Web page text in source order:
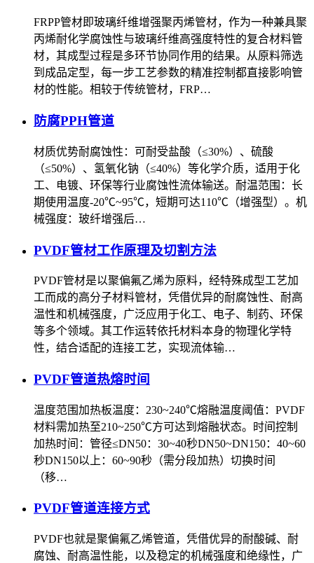
FRPP管材即玻璃纤维增强聚丙烯管材，作为一种兼具聚
丙烯耐化学腐蚀性与玻璃纤维高强度特性的复合材料管
材，其成型过程是多环节协同作用的结果。从原料筛选
到成品定型，每一步工艺参数的精准控制都直接影响管
材的性能。相较于传统管材，FRP…
防腐PPH管道
‌材质优势‌‌耐腐蚀性‌：可耐受盐酸（≤30%）、硫酸
（≤50%）、氢氧化钠（≤40%）等化学介质，适用于化
工、电镀、环保等行业腐蚀性流体输送。‌耐温范围‌：长
期使用温度-20℃~95℃，短期可达110℃（增强型）。‌机
械强度‌：玻纤增强后…
PVDF管材工作原理及切割方法
PVDF管材是以聚偏氟乙烯为原料，经特殊成型工艺加
工而成的高分子材料管材，凭借优异的耐腐蚀性、耐高
温性和机械强度，广泛应用于化工、电子、制药、环保
等多个领域。其工作运转依托材料本身的物理化学特
性，结合适配的连接工艺，实现流体输…
PVDF管道热熔时间
‌温度范围‌加热板温度：‌230~240℃‌熔融温度阈值：PVDF
材料需加热至‌210~250℃‌方可达到熔融状态。‌时间控制‌‌
加热时间‌：管径≤DN50：‌30~40秒‌DN50~DN150：‌40~60
秒‌DN150以上：‌60~90秒‌（需分段加热）‌切换时间‌
（移…
PVDF管道连接方式
PVDF也就是聚偏氟乙烯管道，凭借优异的耐酸碱、耐
腐蚀、耐高温性能，以及稳定的机械强度和绝缘性，广